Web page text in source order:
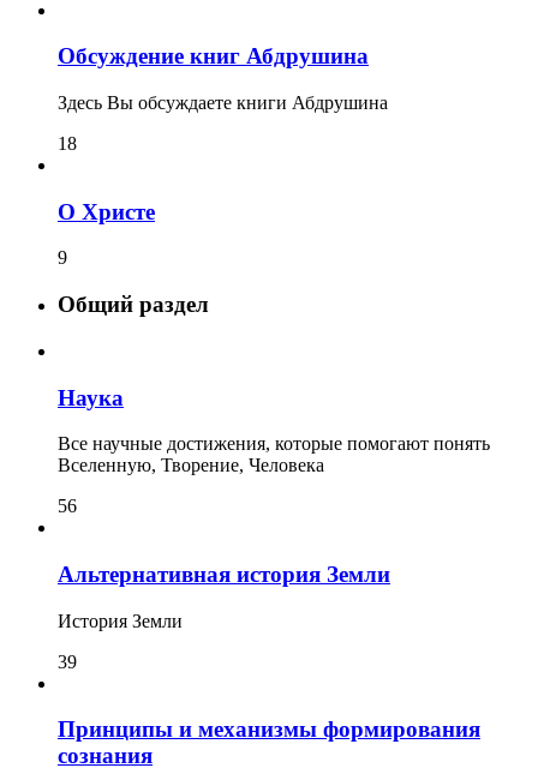
Обсуждение книг Абдрушина
Здесь Вы обсуждаете книги Абдрушина
18
О Христе
9
Общий раздел
Наука
Все научные достижения, которые помогают понять
Вселенную, Творение, Человека
56
Альтернативная история Земли
История Земли
39
Принципы и механизмы формирования
сознания